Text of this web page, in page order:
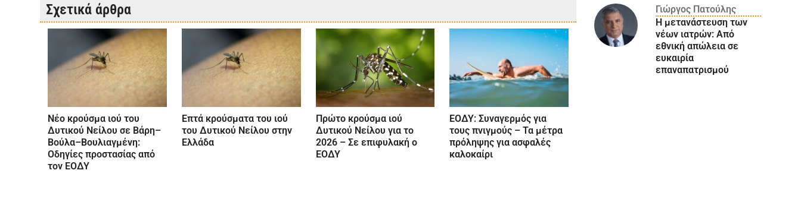
Σχετικά άρθρα
Νέο κρούσμα ιού του
Δυτικού Νείλου σε Βάρη–
Βούλα–Βουλιαγμένη:
Οδηγίες προστασίας από
τον ΕΟΔΥ
Επτά κρούσματα του ιού
του Δυτικού Νείλου στην
Ελλάδα
Πρώτο κρούσμα ιού
Δυτικού Νείλου για το
2026 – Σε επιφυλακή ο
ΕΟΔΥ
ΕΟΔΥ: Συναγερμός για
τους πνιγμούς – Τα μέτρα
πρόληψης για ασφαλές
καλοκαίρι
Γιώργος Πατούλης
Η μετανάστευση των
νέων ιατρών: Aπό
εθνική απώλεια σε
ευκαιρία
επαναπατρισμού